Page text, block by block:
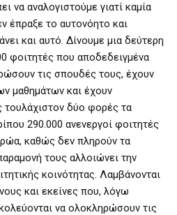
να αναλογιστούμε γιατί καμία
έπραξε το αυτονόητο και
και αυτό. Δίνουμε μια δεύτερη
φοιτητές που αποδεδειγμένα
τις σπουδές τους, έχουν
μαθημάτων και έχουν
τουλάχιστον δύο φορές τα
290.000 ανενεργοί φοιτητές
καθώς δεν πληρούν τα
τους αλλοιώνει την
κοινότητας. Λαμβάνονται
και εκείνες που, λόγω
να ολοκληρώσουν τις